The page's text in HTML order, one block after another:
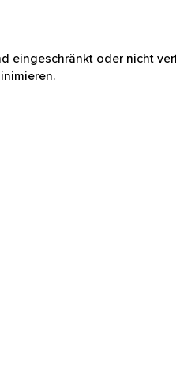
eingeschränkt oder nicht